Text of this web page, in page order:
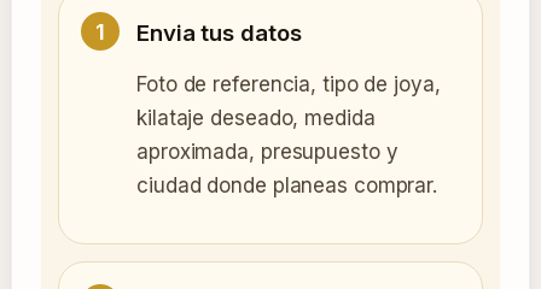
Envia tus datos
Foto de referencia, tipo de joya,
kilataje deseado, medida
aproximada, presupuesto y
ciudad donde planeas comprar.